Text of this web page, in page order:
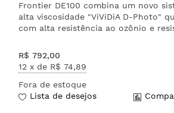
Frontier DE100 combina um novo
alta viscosidade "ViViDiA D-Photo"
com alta resistência ao ozônio e
R$ 792,00
12 x de R$ 74,89
Fora de estoque
Lista de desejos